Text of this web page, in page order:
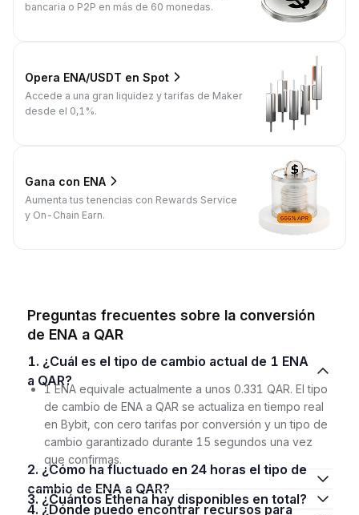
bancaria o P2P en más de 60 monedas.
Opera ENA/USDT en Spot
Accede a una gran liquidez y tarifas de Maker
desde el 0,1%.
Gana con ENA
Aumenta tus tenencias con Rewards Service
y On-Chain Earn.
Preguntas frecuentes sobre la conversión
de ENA a QAR
1. ¿Cuál es el tipo de cambio actual de 1 ENA
a QAR?
1 ENA equivale actualmente a unos 0.331 QAR. El tipo
de cambio de ENA a QAR se actualiza en tiempo real
en Bybit, con cero tarifas por conversión y un tipo de
cambio garantizado durante 15 segundos una vez
que confirmas.
2. ¿Cómo ha fluctuado en 24 horas el tipo de
cambio de ENA a QAR?
3. ¿Cuántos Ethena hay disponibles en total?
4. ¿Dónde puedo encontrar recursos para